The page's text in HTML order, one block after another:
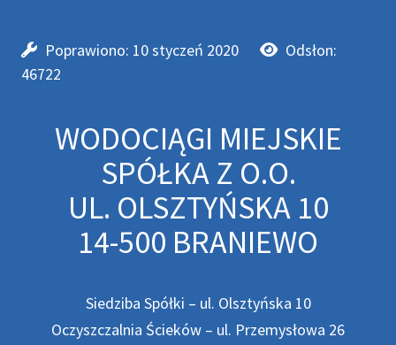
Poprawiono: 10 styczeń 2020
Odsłon:
46722
WODOCIĄGI MIEJSKIE
SPÓŁKA Z O.O.
UL. OLSZTYŃSKA 10
14-500 BRANIEWO
Siedziba Spółki – ul. Olsztyńska 10
Oczyszczalnia Ścieków – ul. Przemysłowa 26